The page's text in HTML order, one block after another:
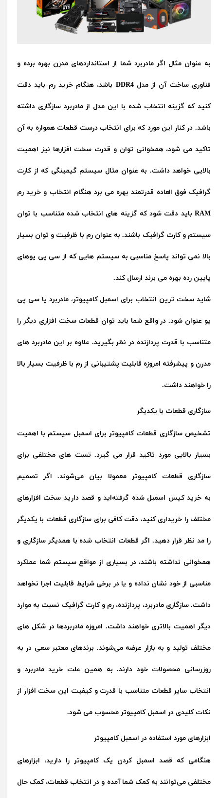
به عنوان مثال اگر مادربرد شما از استانداردهای مدرن بهره برده و
فناوری ساخت آن از مدل DDR4 باشد، هنگام خرید رم باید دقت
کنید که گزینه انتخاب شده با این مدل از مادربرد سازگاری داشته
باشد. در کنار این مورد که برای انتخاب درست قطعات همواره به آن
تاکید می شود، همخوانی توان و قدرت سخت افزارها نیز اهمیت
بالایی خواهد داشت. به عنوان مثال سیستم گیمینگی که از کارت
گرافیک فوق العاده قدرتمند بهره می برد هنگام انتخاب و خرید رم
RAM باید دقت شود که گزینه های انتخاب شده متناسب با توان
سیستم و کارت گرافیک باشند. به عنوان رم با ظرفیت و توان بسیار
بالا نمی تواند پاسخ مناسبی به سیستم هایی که از سی پی یوهای
پایین رده بهره می برند ارسال کند.
شاید سخت ترین انتخاب برای اسمبل کامپیوتر، مادربرد یا سی پی
یو عنوان شود. در واقع شما باید توان قطعات سخت افزاری دیگر را
متناسب با قدرت پردازنده در نظر بگیرید. علاوه بر این مادربرد های
مدرن و پیشرفته امروزه قابلیت پشتیبانی از رم با ظرفیت بسیار بالا
را خواهند داشت.
سازگاری قطعات با یکدیگر
تشخیص سازگاری قطعات کامپیوتر برای اسمبل سیستم با اهمیت
بسیار بالایی مورد تاکید قرار می گیرد. تست های مختلفی برای
سازگاری قطعات کامپیوتر معمولا بیان می‌شوند. اگر تصمیم
به خرید کیس اسمبل شده گرفته‌اید و قصد دارید سخت افزارهای
مختلف را خریداری کنید، دقت کافی برای سازگاری قطعات با یکدیگر
را مد نظر قرار دهید. اگر قطعات انتخاب شده با همدیگر سازگاری و
همخوانی نداشته باشند، در بسیاری از مواقع سیستم شما عملکرد
مناسبی از خود نشان نداده و یا در برخی شرایط قابلیت اجرا نخواهد
داشت. سازگاری مادربرد، پردازنده، رم و کارت گرافیک نسبت به موارد
دیگر اهمیت بالاتری خواهند داشت. امروزه مادربردها در شکل های
مختلف تولید و به بازار عرضه می‌شوند. برندهای معتبر سعی در به
روزرسانی محصولات خود دارند. به همین علت خرید مادربرد و
انتخاب سایر قطعات متناسب با قدرت و کیفیت این سخت افزار از
نکات کلیدی در اسمبل کامپیوتر محسوب می شود.
ابزارهای مورد استفاده در اسمبل کامپیوتر
هنگامی که قصد اسمبل کردن یک کامپیوتر را دارید، ابزارهای
مختلفی می‌توانند به کمک شما آمده و در انتخاب قطعات، کمک حال